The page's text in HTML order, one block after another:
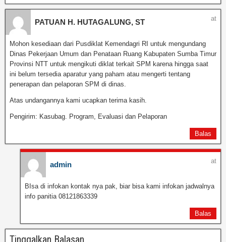
PATUAN H. HUTAGALUNG, ST at
Mohon kesediaan dari Pusdiklat Kemendagri RI untuk mengundang
Dinas Pekerjaan Umum dan Penataan Ruang Kabupaten Sumba Timur
Provinsi NTT untuk mengikuti diklat terkait SPM karena hingga saat
ini belum tersedia aparatur yang paham atau mengerti tentang
penerapan dan pelaporan SPM di dinas.
Atas undangannya kami ucapkan terima kasih.
Pengirim: Kasubag. Program, Evaluasi dan Pelaporan
Balas
admin at
BIsa di infokan kontak nya pak, biar bisa kami infokan jadwalnya
info panitia 08121863339
Balas
Tinggalkan Balasan